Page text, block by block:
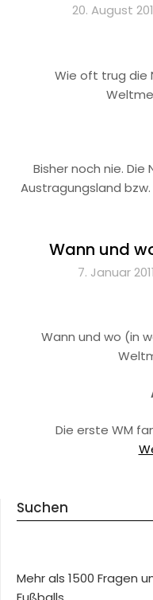
20. August
Wie oft trug die
Bisher noch nie. Die
Austragungsland
Wann und
7. Januar
Wann und wo (in
Die erste WM
Suchen
Mehr als 1500 Fragen